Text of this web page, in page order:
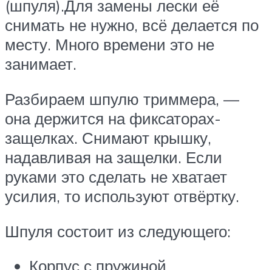
(шпуля).Для замены лески её
снимать не нужно, всё делается по
месту. Много времени это не
занимает.
Разбираем шпулю триммера, —
она держится на фиксаторах-
защелках. Снимают крышку,
надавливая на защелки. Если
руками это сделать не хватает
усилия, то используют отвёртку.
Шпуля состоит из следующего:
Корпус с пружиной